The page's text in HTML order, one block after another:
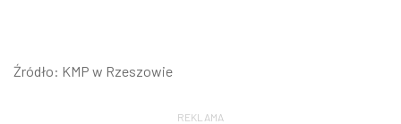
Źródło: KMP w Rzeszowie
REKLAMA